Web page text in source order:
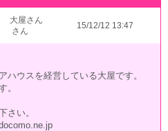
大屋さん
さん
15/12/12 13:47
ハウスを経営している大屋です。
。
さい。